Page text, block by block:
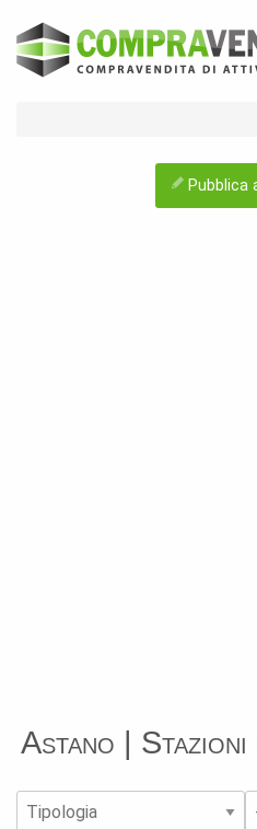
Pubblica
Astano | Stazioni